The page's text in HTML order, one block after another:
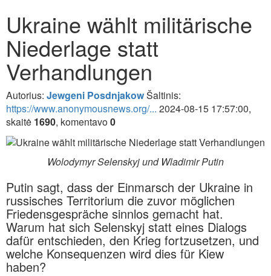
Ukraine wählt militärische
Niederlage statt
Verhandlungen
Autorius: Jewgeni PosdnjakowŠaltinis:
https://www.anonymousnews.org/... 2024-08-15 17:57:00,
skaitė 1690, komentavo0
Wolodymyr Selenskyj und Wladimir Putin
Putin sagt, dass der Einmarsch der Ukraine in
russisches Territorium die zuvor möglichen
Friedensgespräche sinnlos gemacht hat.
Warum hat sich Selenskyj statt eines Dialogs
dafür entschieden, den Krieg fortzusetzen, und
welche Konsequenzen wird dies für Kiew
haben?